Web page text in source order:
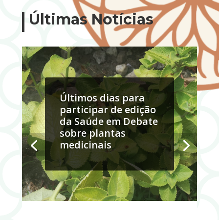
Últimas Notícias
Últimos dias para
participar de edição
da Saúde em Debate
sobre plantas
medicinais